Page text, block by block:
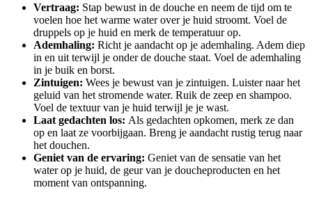
Vertraag: Stap bewust in de douche en neem de tijd om te
voelen hoe het warme water over je huid stroomt. Voel de
druppels op je huid en merk de temperatuur op.
Ademhaling: Richt je aandacht op je ademhaling. Adem diep
in en uit terwijl je onder de douche staat. Voel de ademhaling
in je buik en borst.
Zintuigen: Wees je bewust van je zintuigen. Luister naar het
geluid van het stromende water. Ruik de zeep en shampoo.
Voel de textuur van je huid terwijl je je wast.
Laat gedachten los: Als gedachten opkomen, merk ze dan
op en laat ze voorbijgaan. Breng je aandacht rustig terug naar
het douchen.
Geniet van de ervaring: Geniet van de sensatie van het
water op je huid, de geur van je doucheproducten en het
moment van ontspanning.